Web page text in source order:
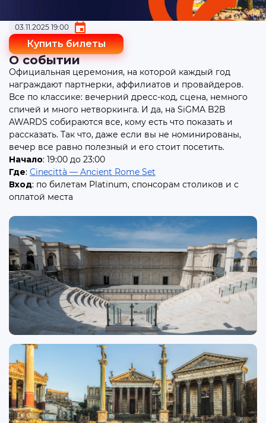
03.11.2025 19:00
Купить билеты
О событии
Официальная церемония, на которой каждый год
награждают партнерки, аффилиатов и провайдеров.
Все по классике: вечерний дресс-код, сцена, немного
спичей и много нетворкинга. И да, на SiGMA B2B
AWARDS собираются все, кому есть что показать и
рассказать. Так что, даже если вы не номинированы,
вечер все равно полезный и его стоит посетить.
Начало: 19:00 до 23:00
Где: Cinecittà — Ancient Rome Set
Вход: по билетам Platinum, спонсорам столиков и с
оплатой места